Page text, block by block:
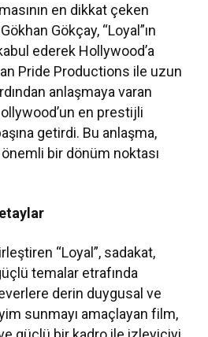
en dikkat çeken
Gökçay, “Loyal”ın
ederek Hollywood’a
Pride Productions ile uzun
anlaşmaya varan
en prestijli
getirdi. Bu anlaşma,
önemli bir dönüm noktası
“Loyal”, sadakat,
temalar etrafında
derin duygusal ve
sunmayı amaçlayan film,